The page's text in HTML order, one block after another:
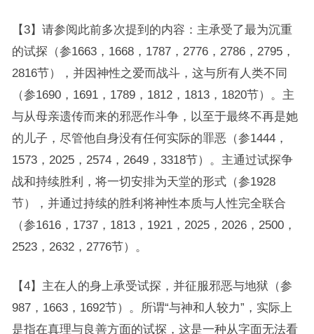
【3】请参阅此前多次提到的内容：主承受了最为沉重
的试探（参1663，1668，1787，2776，2786，2795，
2816节），并因神性之爱而战斗，这与所有人类不同
（参1690，1691，1789，1812，1813，1820节）。主
与从母亲遗传而来的邪恶作斗争，以至于最终不再是她
的儿子，尽管他自身没有任何实际的罪恶（参1444，
1573，2025，2574，2649，3318节）。主通过试探争
战和持续胜利，将一切安排为天堂的形式（参1928
节），并通过持续的胜利将神性本质与人性完全联合
（参1616，1737，1813，1921，2025，2026，2500，
2523，2632，2776节）。
【4】主在人的身上承受试探，并征服邪恶与地狱（参
987，1663，1692节）。所谓“与神和人较力”，实际上
是指在真理与良善方面的试探，这是一种从字面无法看